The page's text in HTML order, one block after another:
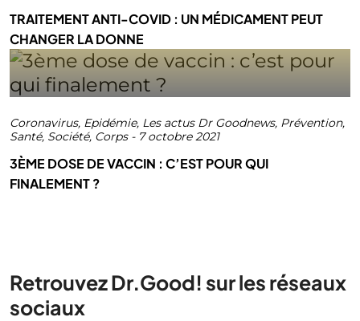
TRAITEMENT ANTI-COVID : UN MÉDICAMENT PEUT
CHANGER LA DONNE
Coronavirus, Epidémie, Les actus Dr Goodnews, Prévention,
Santé, Société, Corps- 7 octobre 2021
3ÈME DOSE DE VACCIN : C’EST POUR QUI
FINALEMENT ?
Retrouvez Dr.Good! sur les réseaux
sociaux